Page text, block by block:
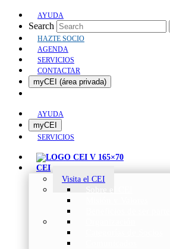
AYUDA
Search
HAZTE SOCIO
AGENDA
SERVICIOS
CONTACTAR
myCEI (área privada)
AYUDA
myCEI
SERVICIOS
CEI
Visita el CEI